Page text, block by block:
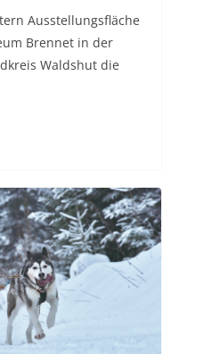
Ausstellungsfläche
Brennet in der
Waldshut die